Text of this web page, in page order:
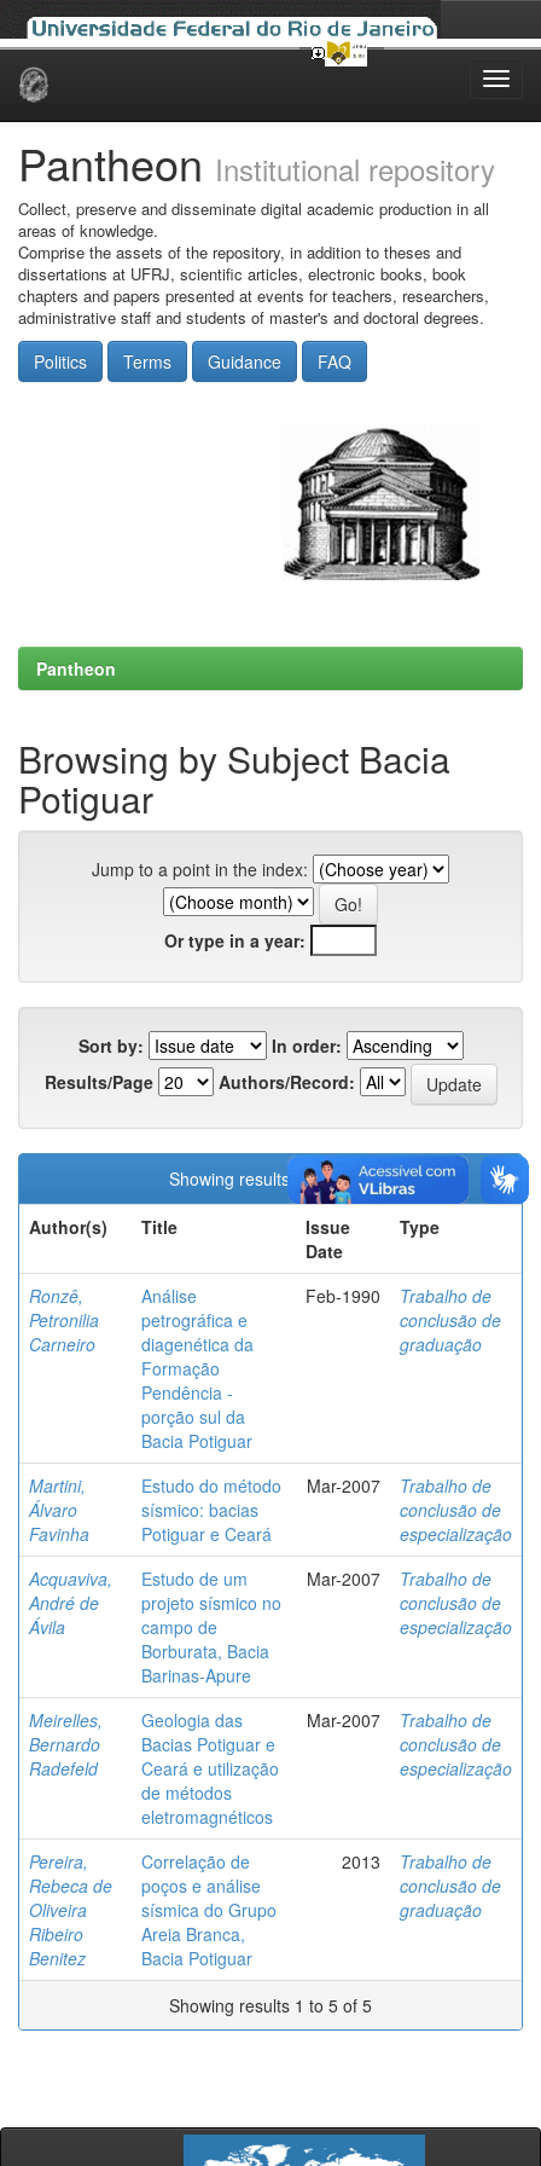
Skip
Pantheon Institutional repository
Collect, preserve and disseminate digital academic production in all
areas of knowledge.
Comprise the assets of the repository, in addition to theses and
dissertations at UFRJ, scientific articles, electronic books, book
chapters and papers presented at events for teachers, researchers,
administrative staff and students of master's and doctoral degrees.
Politics Terms Guidance FAQ
Pantheon
Browsing by Subject Bacia
Potiguar
Jump to a point in the index:
Or type in a year:
Sort by:
In order:
Results/Page
Authors/Record:
Showing results 1 to 5 of 5
Author(s)
Title
Issue
Date
Type
Ronzê,
Petronilia
Carneiro
Análise
petrográfica e
diagenética da
Formação
Pendência -
porção sul da
Bacia Potiguar
Feb-1990
Trabalho de
conclusão de
graduação
Martini,
Álvaro
Favinha
Estudo do método
sísmico: bacias
Potiguar e Ceará
Mar-2007
Trabalho de
conclusão de
especialização
Acquaviva,
André de
Ávila
Estudo de um
projeto sísmico no
campo de
Borburata, Bacia
Barinas-Apure
Mar-2007
Trabalho de
conclusão de
especialização
Meirelles,
Bernardo
Radefeld
Geologia das
Bacias Potiguar e
Ceará e utilização
de métodos
eletromagnéticos
Mar-2007
Trabalho de
conclusão de
especialização
Pereira,
Rebeca de
Oliveira
Ribeiro
Benitez
Correlação de
poços e análise
sísmica do Grupo
Areia Branca,
Bacia Potiguar
2013
Trabalho de
conclusão de
graduação
Showing results 1 to 5 of 5